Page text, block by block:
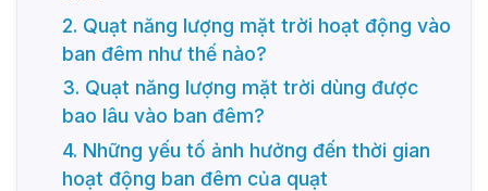
2. Quạt năng lượng mặt trời hoạt động vào
ban đêm như thế nào?
3. Quạt năng lượng mặt trời dùng được
bao lâu vào ban đêm?
4. Những yếu tố ảnh hưởng đến thời gian
hoạt động ban đêm của quạt